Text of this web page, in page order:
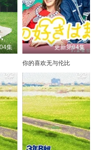
集 更新第04集
你的喜欢无与伦比